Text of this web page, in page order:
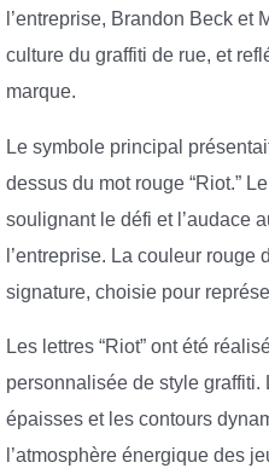
l’entreprise, Brandon Beck et
culture du graffiti de rue, et
marque.
Le symbole principal
dessus du mot rouge “Riot.”
soulignant le défi et l’audace
l’entreprise. La couleur
signature, choisie pour
Les lettres “Riot” ont été
personnalisée de style
épaisses et les contours
l’atmosphère énergique des